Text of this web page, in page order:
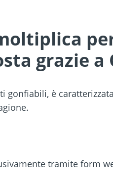
grazie a
è
tramite form